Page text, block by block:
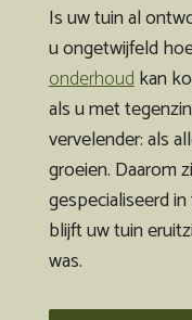
Is uw tuin al
u ongetwijfeld
onderhoudkan
als u met
vervelender: als
groeien. Daarom
gespecialiseerd
blijft uw tuin
was.